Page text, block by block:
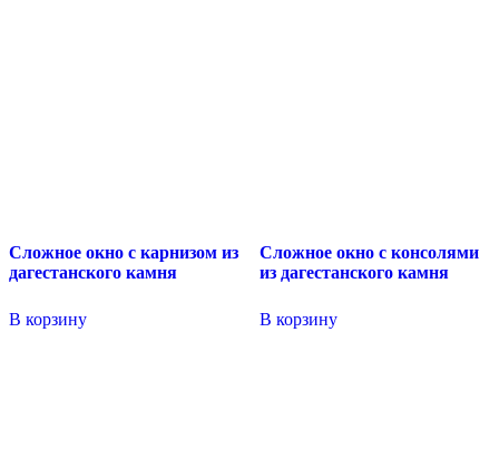
Сложное окно с карнизом из
дагестанского камня
В корзину
Сложное окно с консолями
из дагестанского камня
В корзину